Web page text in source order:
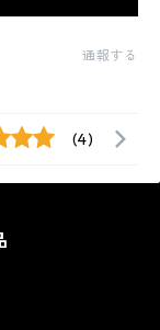
通報する
(4)